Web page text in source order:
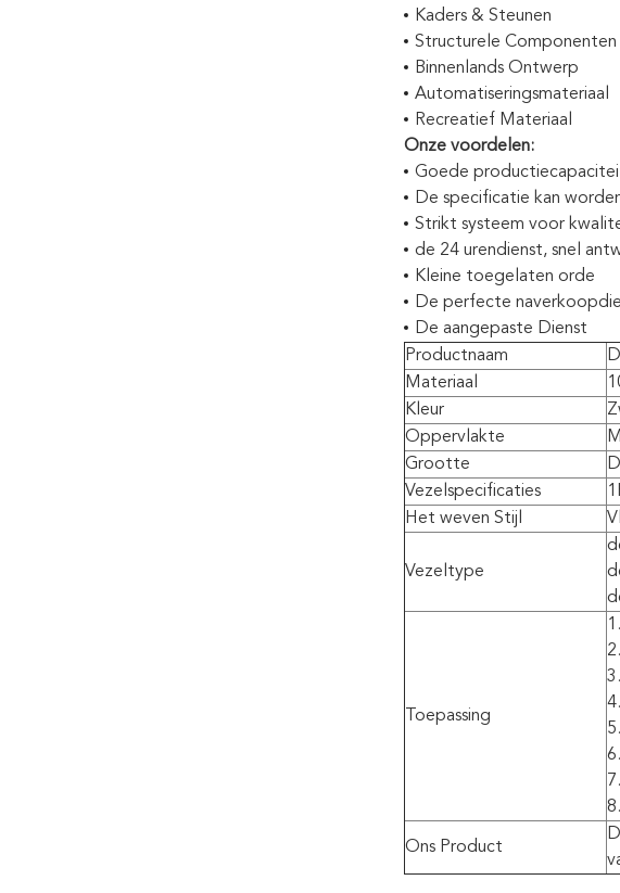
Kaders & Steunen
Structurele Componenten
Binnenlands Ontwerp
Automatiseringsmateriaal
Recreatief Materiaal
Onze voordelen:
Goede
De specificatie kan
Strikt systeem voor
de 24 urendienst, snel
Kleine toegelaten orde
De perfecte
De aangepaste Dienst
Productnaam
Materiaal
Kleur
Oppervlakte
Grootte
Vezelspecificaties
Het weven Stijl
Vezeltype
Toepassing
Ons Product